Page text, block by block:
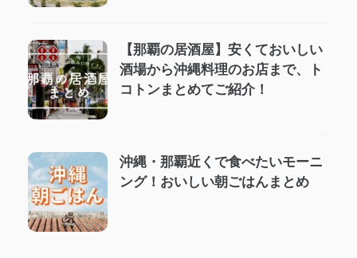
【那覇の居酒屋】安くておいしい
酒場から沖縄料理のお店まで、ト
コトンまとめてご紹介！
沖縄・那覇近くで食べたいモーニ
ング！おいしい朝ごはんまとめ